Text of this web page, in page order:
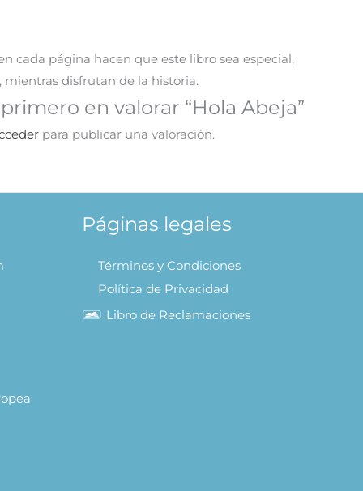
cada página hacen que este libro sea especial,
mientras disfrutan de la historia.
en valorar “Hola Abeja”
para publicar una valoración.
Páginas legales
Términos y Condiciones
Política de Privacidad
Libro de Reclamaciones